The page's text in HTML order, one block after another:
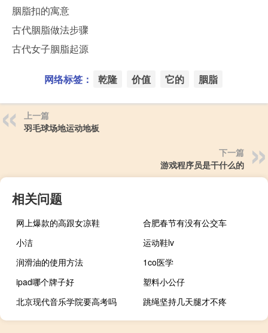
胭脂扣的寓意
古代胭脂做法步骤
古代女子胭脂起源
网络标签： 乾隆 价值 它的 胭脂
上一篇
羽毛球场地运动地板
下一篇
游戏程序员是干什么的
相关问题
网上爆款的高跟女凉鞋
合肥春节有没有公交车
小洁
运动鞋lv
润滑油的使用方法
1co医学
ipad哪个牌子好
塑料小公仔
北京现代音乐学院要高考吗
跳绳坚持几天腿才不疼